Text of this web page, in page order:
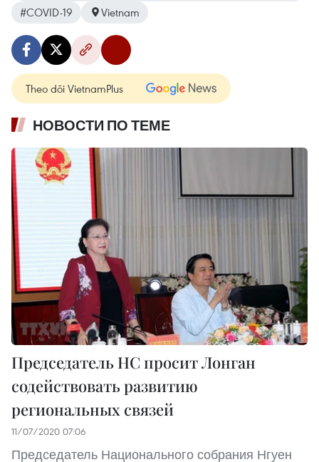
#COVID-19 Vietnam
Theo dõi VietnamPlus
НОВОСТИ ПО ТЕМЕ
Председатель НС просит Лонган
содействовать развитию
региональных связей
11/07/2020 07:06
Председатель Национального собрания Нгуен